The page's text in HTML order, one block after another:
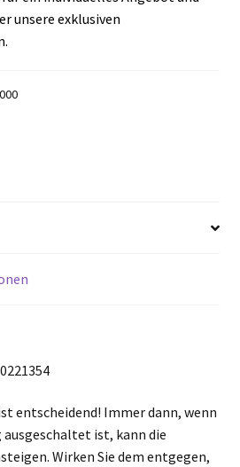
unsere exklusiven
entscheidend! Immer dann, wenn
ist, kann die
Wirken Sie dem entgegen,